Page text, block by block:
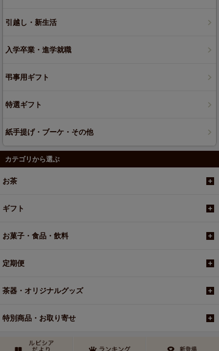
引越し・新生活
入学卒業・進学就職
弔事用ギフト
特選ギフト
紙手提げ・ブーケ・その他
カテゴリから選ぶ
お茶
ギフト
お菓子・食品・飲料
定期便
茶器・オリジナルグッズ
特別商品・お取り寄せ